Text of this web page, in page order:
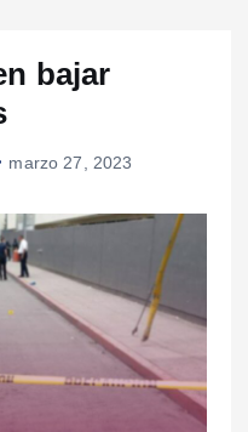
bajar
marzo 27, 2023